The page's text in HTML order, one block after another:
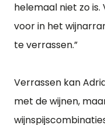
helemaal niet zo
voor in het
te verrassen.”
Verrassen kan
met de wijnen,